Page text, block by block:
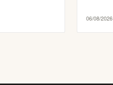
06/08/2026